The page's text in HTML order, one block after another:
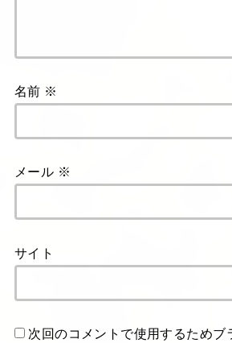
名前 ※
メール ※
サイト
次回のコメントで使用するためブ